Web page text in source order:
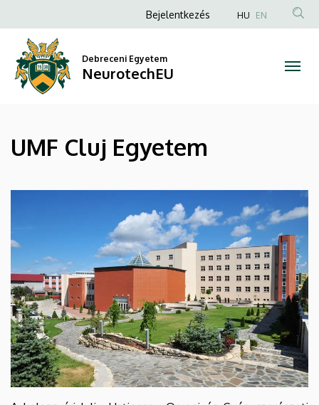
Cluj
Egyetem
NeurotechEU
a
tartalomra
Anonim
fiók
menüje
Bejelentkezés HU EN
Debreceni Egyetem
NeurotechEU
UMF Cluj Egyetem